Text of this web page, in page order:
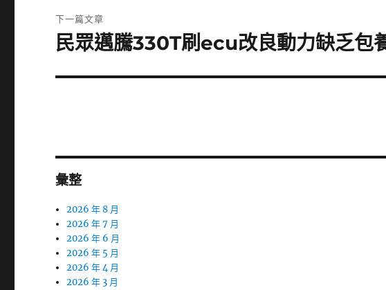
文
章:
下一篇文章
下
篇
民眾邁騰330T刷ecu改良動力缺乏包
彙整
2026 年 8 月
2026 年 7 月
2026 年 6 月
2026 年 5 月
2026 年 4 月
2026 年 3 月